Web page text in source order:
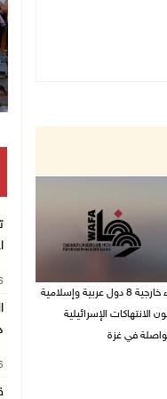
وزراء خارجية 8 دول عربية وإسلامية
الانتهاكات الإسرائيلية
في غزة